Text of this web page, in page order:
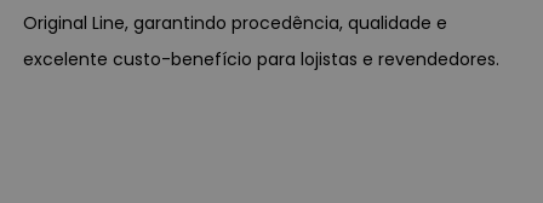
Original Line, garantindo procedência, qualidade e
excelente custo-benefício para lojistas e revendedores.